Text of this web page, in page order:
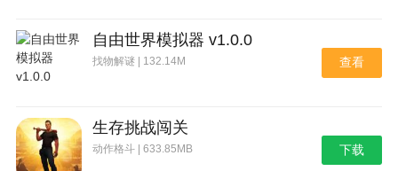
自由世界模拟器 v1.0.0
找物解谜 | 132.14M 查看
生存挑战闯关
动作格斗 | 633.85MB 下载